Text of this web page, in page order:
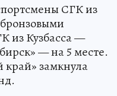
СГК из
из Кузбасса —
— на 5 месте.
замкнула